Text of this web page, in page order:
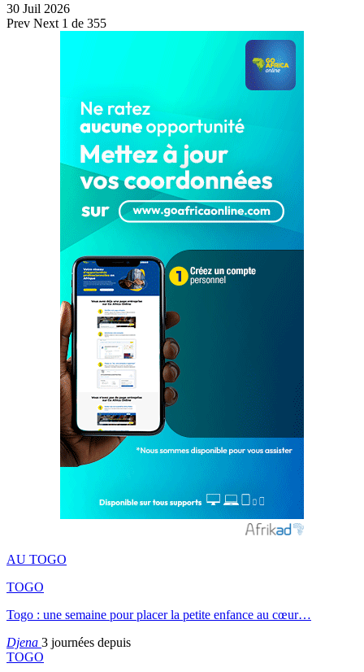
30 Juil 2026
Prev Next 1 de 355
AU TOGO
TOGO
Togo : une semaine pour placer la petite enfance au cœur…
Djena 3 journées depuis
TOGO